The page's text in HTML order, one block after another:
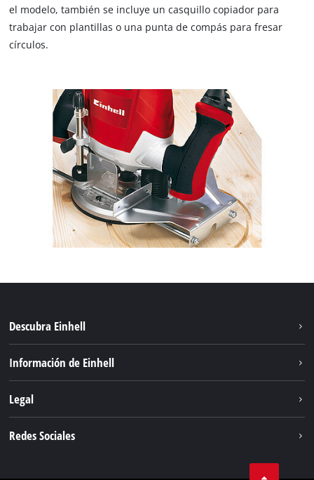
el modelo, también se incluye un casquillo copiador para
trabajar con plantillas o una punta de compás para fresar
círculos.
Descubra Einhell
Servicio
Información de Einhell
Einhell global
Legal
Redes Sociales